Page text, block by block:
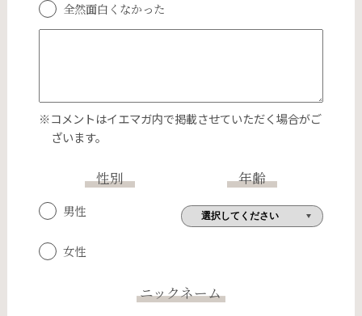
全然面白くなかった
※コメントはイエマガ内で掲載させていただく場合がご
ざいます。
性別
男性
女性
年齢
ニックネーム